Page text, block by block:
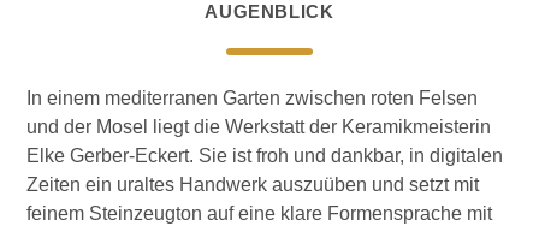
AUGENBLICK
In einem mediterranen Garten zwischen roten Felsen
und der Mosel liegt die Werkstatt der Keramikmeisterin
Elke Gerber-Eckert. Sie ist froh und dankbar, in digitalen
Zeiten ein uraltes Handwerk auszuüben und setzt mit
feinem Steinzeugton auf eine klare Formensprache mit